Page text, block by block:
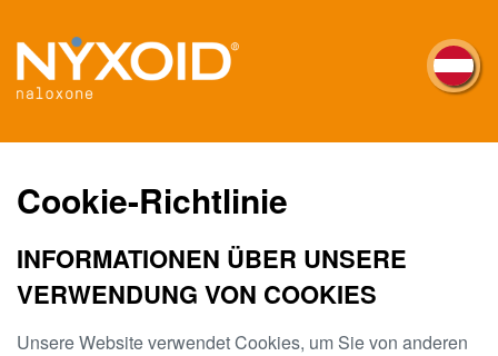
main
content
Cookie-Richtlinie
INFORMATIONEN ÜBER UNSERE
VERWENDUNG VON COOKIES
Unsere Website verwendet Cookies, um Sie von anderen